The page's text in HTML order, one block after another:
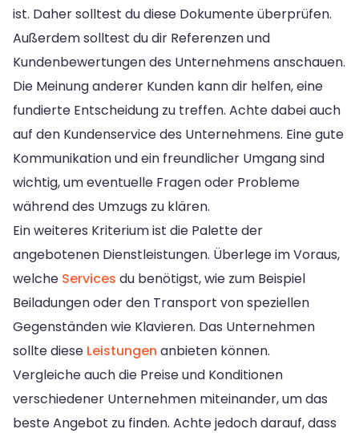
ist. Daher solltest du diese Dokumente überprüfen.
Außerdem solltest du dir Referenzen und
Kundenbewertungen des Unternehmens anschauen.
Die Meinung anderer Kunden kann dir helfen, eine
fundierte Entscheidung zu treffen. Achte dabei auch
auf den Kundenservice des Unternehmens. Eine gute
Kommunikation und ein freundlicher Umgang sind
wichtig, um eventuelle Fragen oder Probleme
während des Umzugs zu klären.
Ein weiteres Kriterium ist die Palette der
angebotenen Dienstleistungen. Überlege im Voraus,
welche Services du benötigst, wie zum Beispiel
Beiladungen oder den Transport von speziellen
Gegenständen wie Klavieren. Das Unternehmen
sollte diese Leistungen anbieten können.
Vergleiche auch die Preise und Konditionen
verschiedener Unternehmen miteinander, um das
beste Angebot zu finden. Achte jedoch darauf, dass